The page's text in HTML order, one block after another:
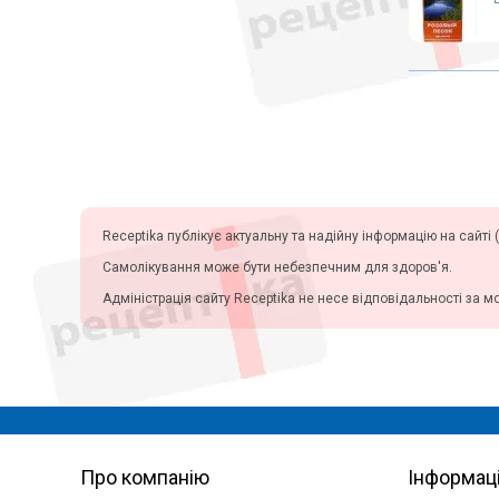
Рециркулятори
Алкотестери (алкометри)
Апарати для електротерапії
Активатори води
Апарати для обличчя
Віброакустичні апарати
Партнерська програма
Стерилізація
Receptika публікує актуальну та надійну інформацію на
Самолікування може бути небезпечним для здоров'я.
Адміністрація сайту Receptika не несе відповідальності за
Про компанію